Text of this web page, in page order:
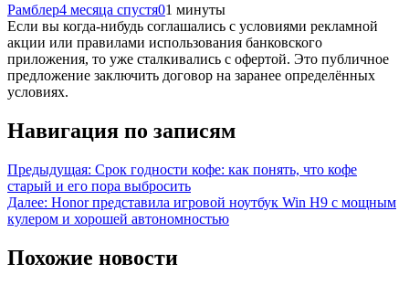
Рамблер4 месяца спустя01 минуты
Если вы когда-нибудь соглашались с условиями рекламной
акции или правилами использования банковского
приложения, то уже сталкивались с офертой. Это публичное
предложение заключить договор на заранее определённых
условиях.
Навигация по записям
Предыдущая: Срок годности кофе: как понять, что кофе
старый и его пора выбросить
Далее: Honor представила игровой ноутбук Win H9 с мощным
кулером и хорошей автономностью
Похожие новости